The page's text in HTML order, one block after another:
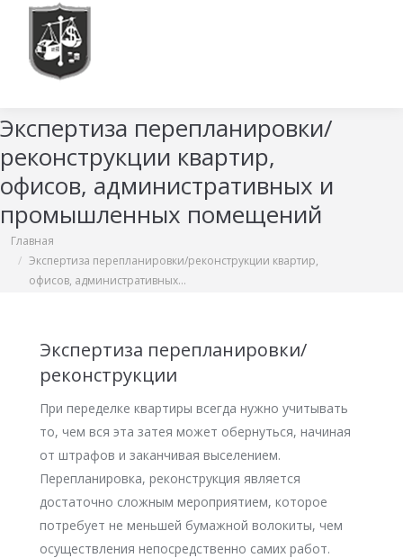
Экспертиза перепланировки/
реконструкции квартир,
офисов, административных и
промышленных помещений
Вы здесь:
Главная
Экспертиза перепланировки/реконструкции квартир,
офисов, административных…
Экспертиза перепланировки/
реконструкции
При переделке квартиры всегда нужно учитывать
то, чем вся эта затея может обернуться, начиная
от штрафов и заканчивая выселением.
Перепланировка, реконструкция является
достаточно сложным мероприятием, которое
потребует не меньшей бумажной волокиты, чем
осуществления непосредственно самих работ.